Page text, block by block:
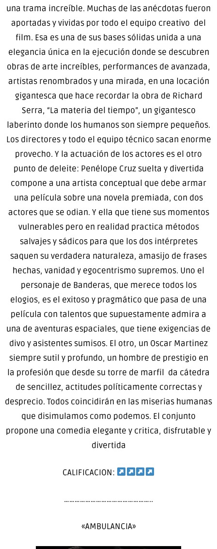
una trama increíble. Muchas de las anécdotas fueron
aportadas y vividas por todo el equipo creativo del
film. Esa es una de sus bases sólidas unida a una
elegancia única en la ejecución donde se descubren
obras de arte increíbles, performances de avanzada,
artistas renombrados y una mirada, en una locación
gigantesca que hace recordar la obra de Richard
Serra, “La materia del tiempo”, un gigantesco
laberinto donde los humanos son siempre pequeños.
Los directores y todo el equipo técnico sacan enorme
provecho. Y la actuación de los actores es el otro
punto de deleite: Penélope Cruz suelta y divertida
compone a una artista conceptual que debe armar
una película sobre una novela premiada, con dos
actores que se odian. Y ella que tiene sus momentos
vulnerables pero en realidad practica métodos
salvajes y sádicos para que los dos intérpretes
saquen su verdadera naturaleza, amasijo de frases
hechas, vanidad y egocentrismo supremos. Uno el
personaje de Banderas, que merece todos los
elogios, es el exitoso y pragmático que pasa de una
película con talentos que supuestamente admira a
una de aventuras espaciales, que tiene exigencias de
divo y asistentes sumisos. El otro, un Oscar Martinez
siempre sutil y profundo, un hombre de prestigio en
la profesión que desde su torre de marfil da cátedra
de sencillez, actitudes políticamente correctas y
desprecio. Todos coincidirán en las miserias humanas
que disimulamos como podemos. El conjunto
propone una comedia elegante y critica, disfrutable y
divertida
CALIFICACION:
…………………………………………..
«AMBULANCIA»